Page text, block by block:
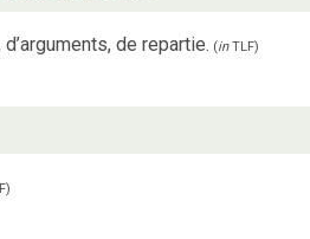
de repartie. (inTLF)
)